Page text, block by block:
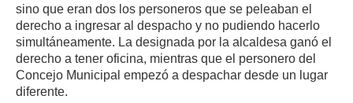
sino que eran dos los personeros que se peleaban el
derecho a ingresar al despacho y no pudiendo hacerlo
simultáneamente. La designada por la alcaldesa ganó el
derecho a tener oficina, mientras que el personero del
Concejo Municipal empezó a despachar desde un lugar
diferente.